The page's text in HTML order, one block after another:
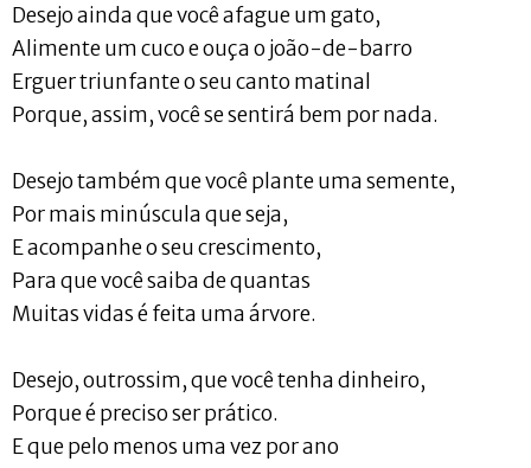
Desejo ainda que você afague um gato,
Alimente um cuco e ouça o joão-de-barro
Erguer triunfante o seu canto matinal
Porque, assim, você se sentirá bem por nada.
Desejo também que você plante uma semente,
Por mais minúscula que seja,
E acompanhe o seu crescimento,
Para que você saiba de quantas
Muitas vidas é feita uma árvore.
Desejo, outrossim, que você tenha dinheiro,
Porque é preciso ser prático.
E que pelo menos uma vez por ano